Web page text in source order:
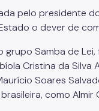
pelo presidente
o dever de
Samba de
Cristina da Silva
Soares
como Almir